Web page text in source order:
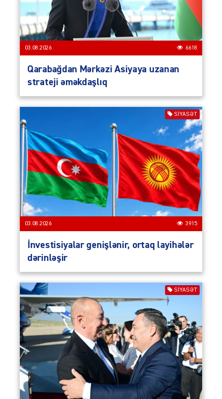
03.08.2026 6618
Qarabağdan Mərkəzi Asiyaya uzanan
strateji əməkdaşlıq
SIYASƏT
03.08.2026 3915
İnvestisiyalar genişlənir, ortaq layihələr
dərinləşir
SIYASƏT